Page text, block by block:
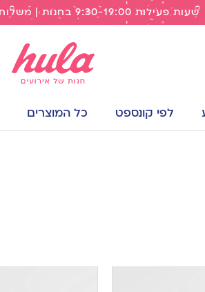
שעות פעילות 9:30-19:00 בחנות | משלוח חינם מעל 299 ש"ח
לפי קונספט כל המוצרים